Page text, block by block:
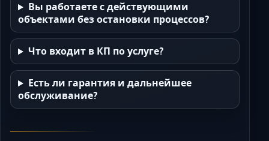
Вы работаете с действующими
объектами без остановки процессов?
Что входит в КП по услуге?
Есть ли гарантия и дальнейшее
обслуживание?